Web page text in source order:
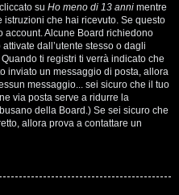
su Ho meno di 13 anni mentre
che hai ricevuto. Se questo
account. Alcune Board richiedono
dall’utente stesso o dagli
ti registri ti verrà indicato che
inviato un messaggio di posta, allora
messaggio... sei sicuro che il tuo
via posta serve a ridurre la
della Board.) Se sei sicuro che
allora prova a contattare un